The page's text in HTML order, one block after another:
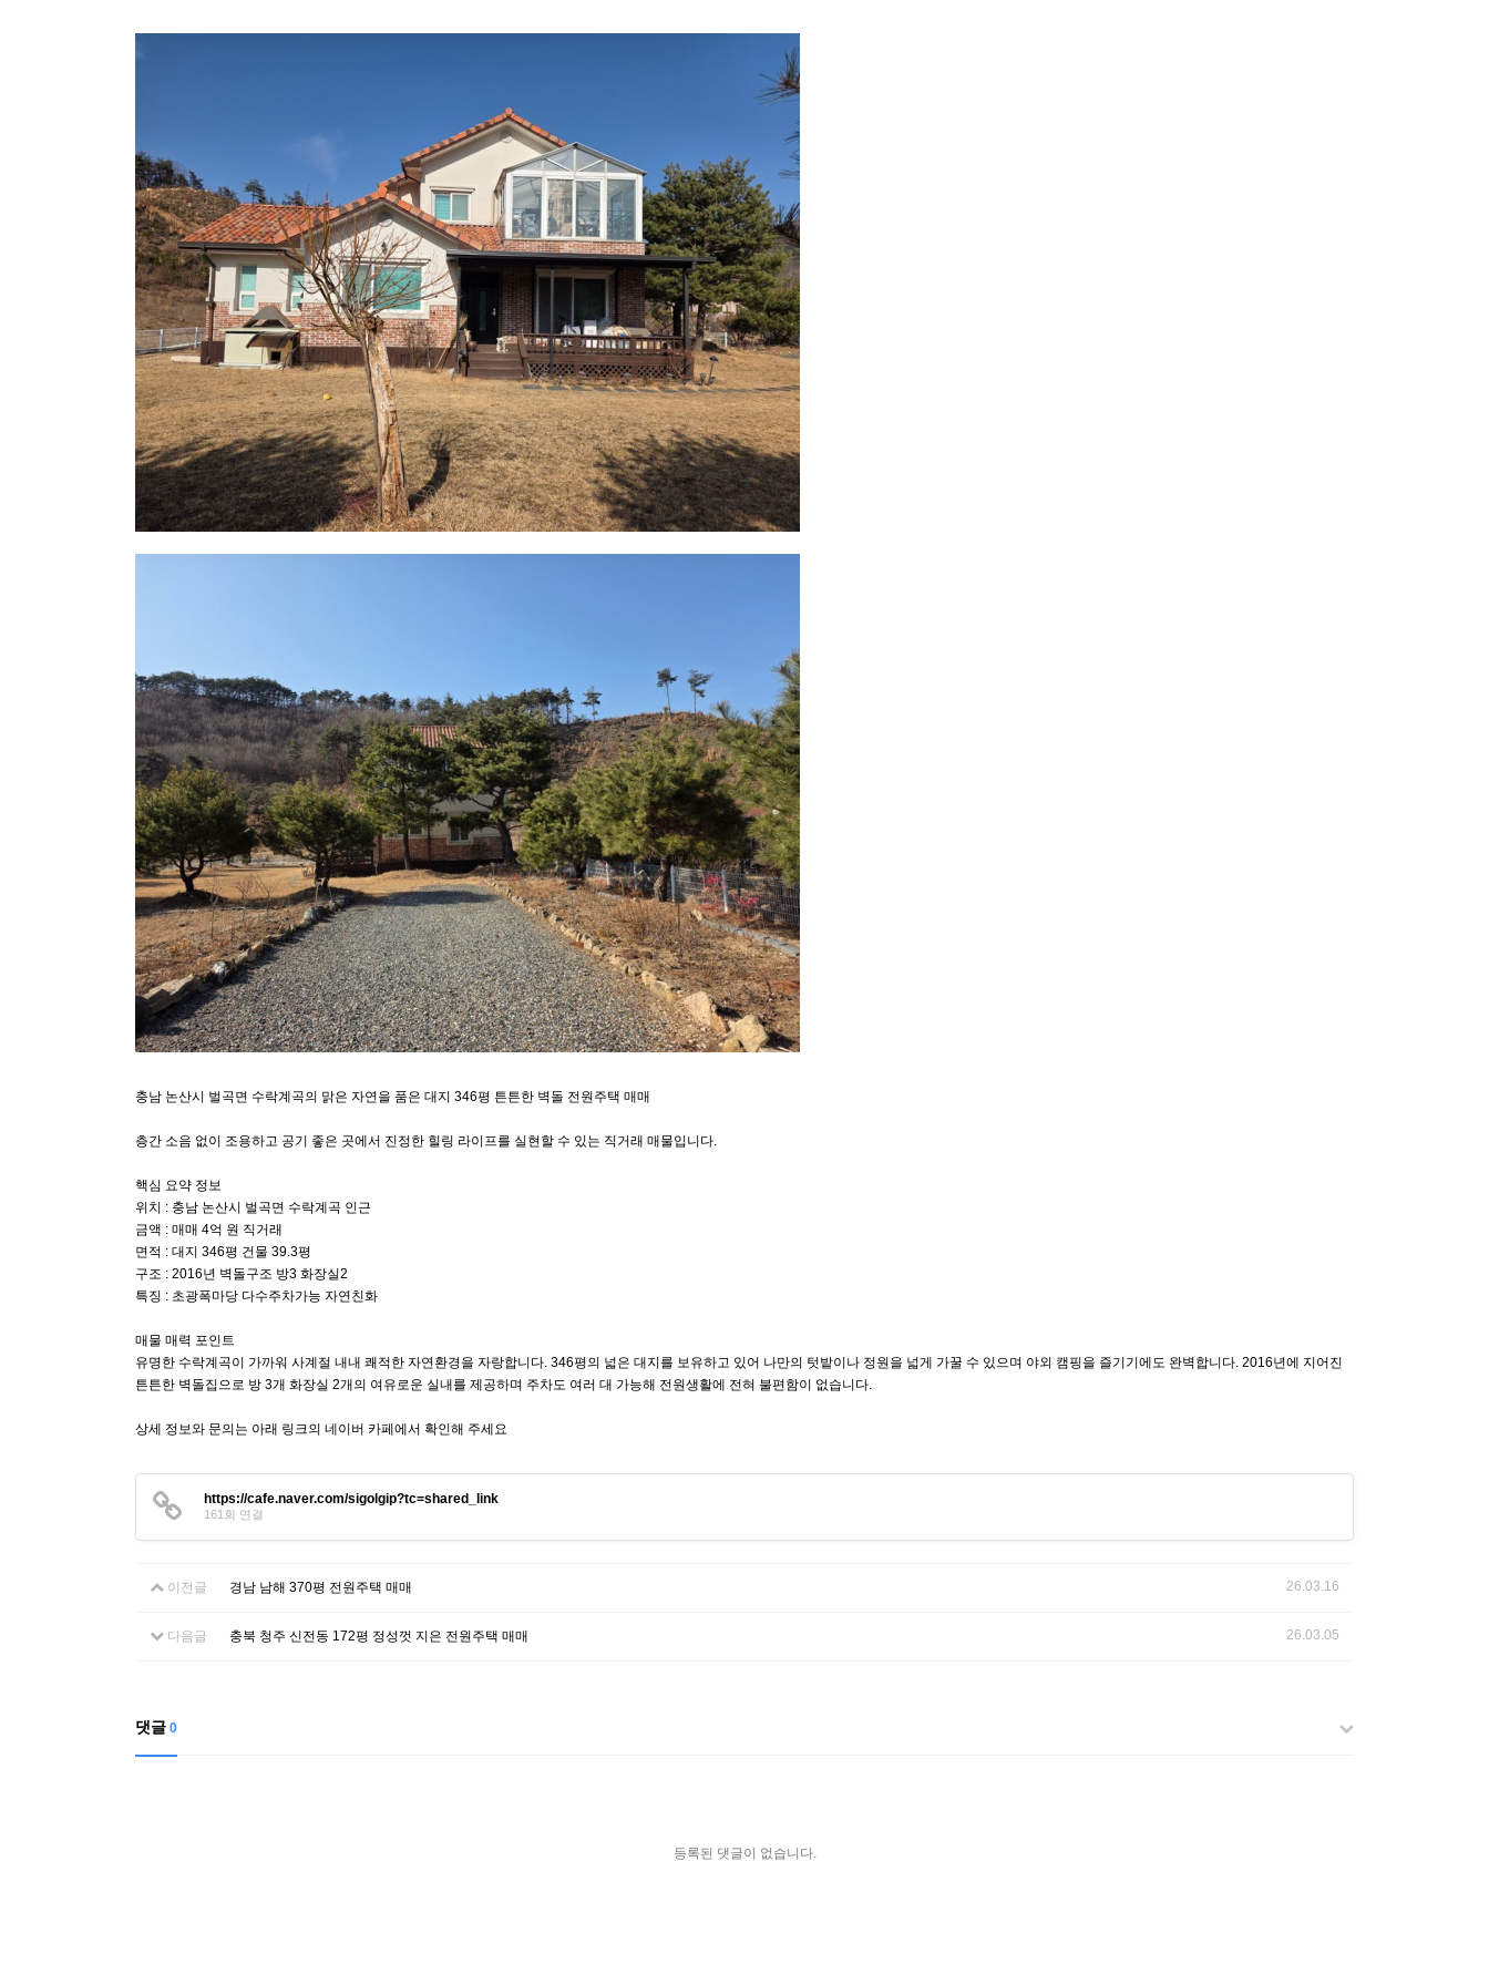
충남 논산시 벌곡면 수락계곡의 맑은 자연을 품은 대지 346평 튼튼한 벽돌 전원주택 매매
​층간 소음 없이 조용하고 공기 좋은 곳에서 진정한 힐링 라이프를 실현할 수 있는 직거래 매물입니다.
​핵심 요약 정보
위치 : 충남 논산시 벌곡면 수락계곡 인근
금액 : 매매 4억 원 직거래
면적 : 대지 346평 건물 39.3평
구조 : 2016년 벽돌구조 방3 화장실2
특징 : 초광폭마당 다수주차가능 자연친화
​매물 매력 포인트
유명한 수락계곡이 가까워 사계절 내내 쾌적한 자연환경을 자랑합니다. 346평의 넓은 대지를 보유하고 있어 나만의 텃밭이나 정원을 넓게 가꿀 수 있으며 야외 캠핑을 즐기기에도 완벽합니다. 2016년에 지어진
튼튼한 벽돌집으로 방 3개 화장실 2개의 여유로운 실내를 제공하며 주차도 여러 대 가능해 전원생활에 전혀 불편함이 없습니다.
​상세 정보와 문의는 아래 링크의 네이버 카페에서 확인해 주세요
https://cafe.naver.com/sigolgip?tc=shared_link
161회 연결
이전글 경남 남해 370평 전원주택 매매 26.03.16
다음글 충북 청주 신전동 172평 정성껏 지은 전원주택 매매 26.03.05
댓글 0
등록된 댓글이 없습니다.